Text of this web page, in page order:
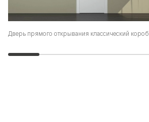
Дверь прямого открывания классический короб